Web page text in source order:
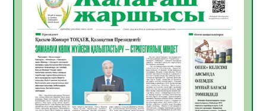
Инфекциялық ауруларға қарсы иммундау
жұмыстарының тиімділігі
06.08.2026
39
Көкжөтел ауруы туралы
06.08.2026
35
АПВ вакцинасы туралы мәлімет